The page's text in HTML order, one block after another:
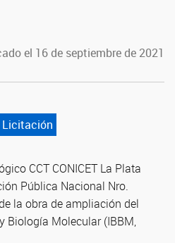
Twitter
el 16 de septiembre de 2021
Licitación
CCT CONICET La Plata
Pública Nacional Nro.
la obra de ampliación del
Biología Molecular (IBBM,